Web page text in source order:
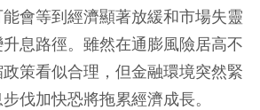
會等到經濟顯著放緩和市場失靈
息路徑。雖然在通膨風險居高不
策看似合理，但金融環境突然緊
伐加快恐將拖累經濟成長。